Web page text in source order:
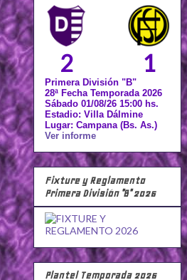
2 1
Primera División "B"
28ª Fecha Temporada 2026
Sábado 01/08/26 15:00 hs.
Estadio: Villa Dálmine
Lugar: Campana (Bs. As.)
Ver informe
Fixture y Reglamento
Primera División "B" 2026
Plantel Temporada 2026